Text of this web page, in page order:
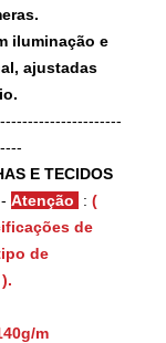
iluminação e
ajustadas
E TECIDOS
- Atenção : (
de
de
m